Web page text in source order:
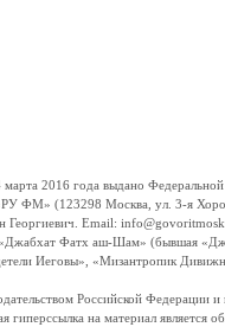
2016 года выдано
ФМ» (123298 Москва, ул. 3-я
Георгиевич. Email:
Фатх аш-Шам» (бывшая
Иеговы», «Мизантропик
Российской
на материал является